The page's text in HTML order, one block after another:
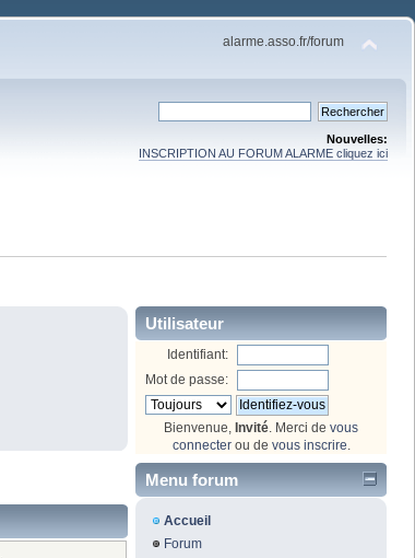
alarme.asso.fr/forum
Nouvelles:
INSCRIPTION AU FORUM ALARME cliquez ici
Utilisateur
Identifiant:
Mot de passe:
Bienvenue, Invité . Merci de vous
connecterou de vous inscrire
Menu forum
Accueil
Forum